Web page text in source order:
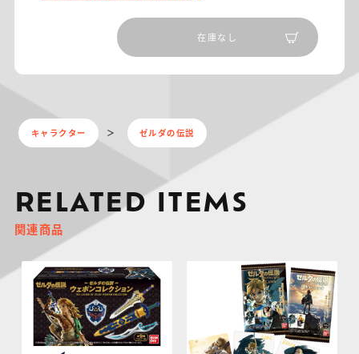
在庫なし
キャラクター ゼルダの伝説
RELATED ITEMS
関連商品